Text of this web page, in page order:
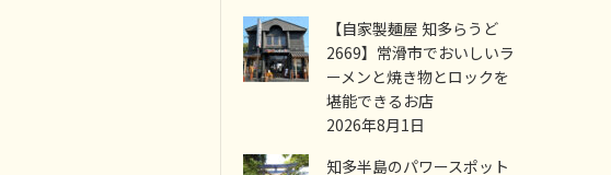
【自家製麺屋 知多らうど
2669】常滑市でおいしいラ
ーメンと焼き物とロックを
堪能できるお店
2026年8月1日
知多半島のパワースポット